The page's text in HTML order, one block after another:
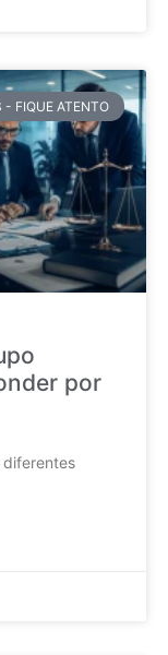
- FIQUE ATENTO
por
diferentes